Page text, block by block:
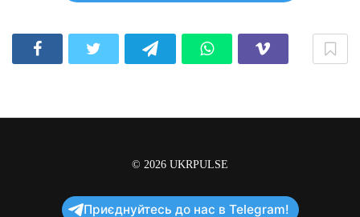
© 2026 UKRPULSE
Приєднуйтесь до нас в Telegram!